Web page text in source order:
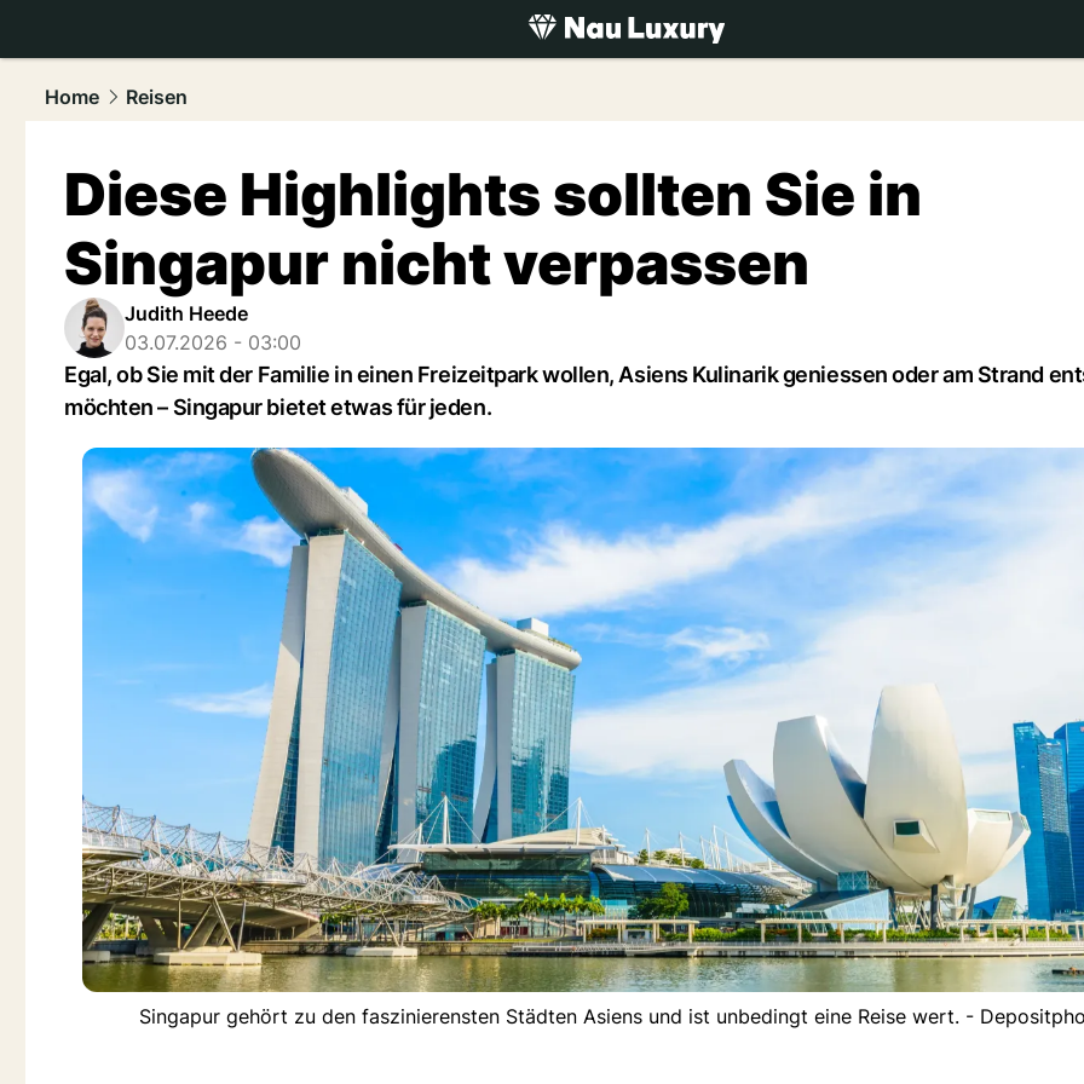
luxury.NAU.ch
Home
Reisen
Diese Highlights sollten Sie in
Singapur nicht verpassen
Judith Heede
03.07.2026 - 03:00
Egal, ob Sie mit der Familie in einen Freizeitpark wollen, Asiens Kulinarik geniessen oder am Strand
möchten – Singapur bietet etwas für jeden.
Singapur gehört zu den faszinierensten Städten Asiens und ist unbedingt eine Reise wert. -